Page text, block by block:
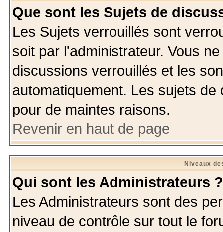
Que sont les Sujets de
Les Sujets verrouillés sont
soit par l'administrateur. Vous
discussions verrouillés et les
automatiquement. Les sujets
pour de maintes raisons.
Revenir en haut de page
Niveaux
Qui sont les Administrateurs ?
Les Administrateurs sont des
niveau de contrôle sur tout le